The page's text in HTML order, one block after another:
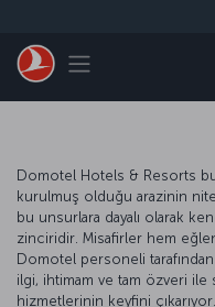
Toggle navigation
Domotel Hotels & Resorts
kurulmuş olduğu arazinin
bu unsurlara dayalı olarak
zinciridir. Misafirler hem
Domotel personeli
ilgi, ihtimam ve tam özveri ile
hizmetlerinin keyfini